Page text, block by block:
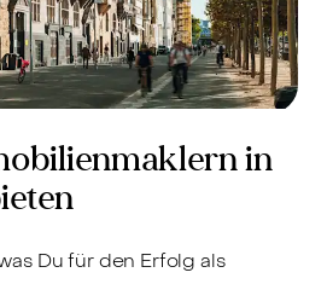
in
Du für den Erfolg als